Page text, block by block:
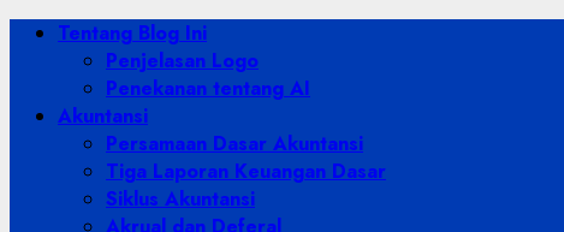
Skip
PrimaryTentang Blog Ini
Penjelasan Logo
Penekanan tentang AI
Akuntansi
Persamaan Dasar Akuntansi
Tiga Laporan Keuangan Dasar
Siklus Akuntansi